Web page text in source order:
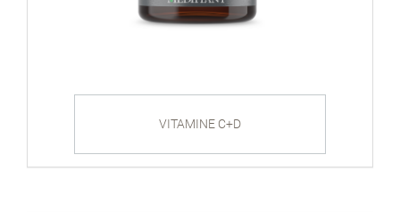
VITAMINE C+D